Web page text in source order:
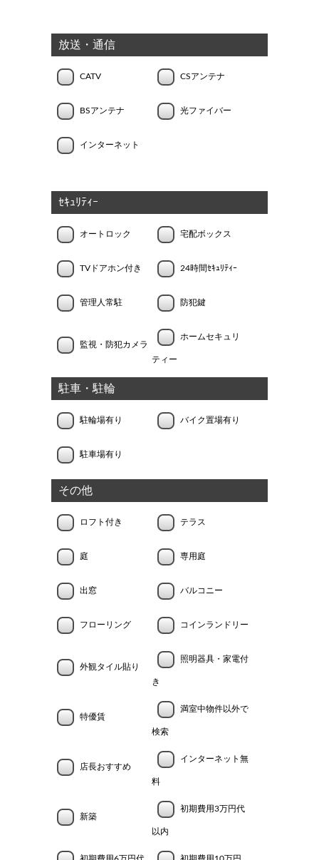
放送・通信
CATV CSアンテナ
BSアンテナ 光ファイバー
インターネット
ｾｷｭﾘﾃｨｰ
オートロック 宅配ボックス
TVドアホン付き 24時間ｾｷｭﾘﾃｨｰ
管理人常駐 防犯鍵
監視・防犯カメラ
ホームセキュリ
ティー
駐車・駐輪
駐輪場有り バイク置場有り
駐車場有り
その他
ロフト付き テラス
庭 専用庭
出窓 バルコニー
フローリング コインランドリー
外観タイル貼り
照明器具・家電付
き
特優賃
満室中物件以外で
検索
店長おすすめ
インターネット無
料
新築
初期費用3万円代
以内